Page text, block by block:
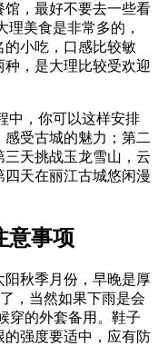
，最好不要去一些看
美食是非常多的，
的小吃，口感比较敏
，是大理比较受欢迎
中，你可以这样安排
受古城的魅力；第二
天挑战玉龙雪山，云
天在丽江古城悠闲漫
意事项
阳秋季月份，早晚是厚
，当然如果下雨是会
穿的外套备用。鞋子
强度要适中，应有防